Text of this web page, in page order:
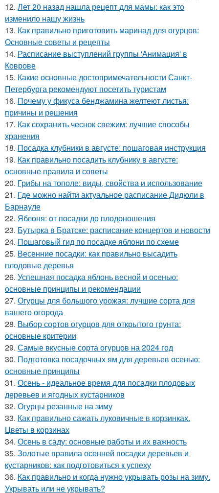
12. Лет 20 назад нашла рецепт для мамы: как это
изменило нашу жизнь
13. Как правильно приготовить маринад для огурцов:
Основные советы и рецепты
14. Расписание выступлений группы 'Анимация' в
Коврове
15. Какие основные достопримечательности Санкт-
Петербурга рекомендуют посетить туристам
16. Почему у фикуса бенджамина желтеют листья:
причины и решения
17. Как сохранить чеснок свежим: лучшие способы
хранения
18. Посадка клубники в августе: пошаговая инструкция
19. Как правильно посадить клубнику в августе:
основные правила и советы
20. Грибы на тополе: виды, свойства и использование
21. Где можно найти актуальное расписание Дидюли в
Барнауле
22. Яблоня: от посадки до плодоношения
23. Бутырка в Братске: расписание концертов и новости
24. Пошаговый гид по посадке яблони по схеме
25. Весенние посадки: как правильно высадить
плодовые деревья
26. Успешная посадка яблонь весной и осенью:
основные принципы и рекомендации
27. Огурцы для большого урожая: лучшие сорта для
вашего огорода
28. Выбор сортов огурцов для открытого грунта:
основные критерии
29. Самые вкусные сорта огурцов на 2024 год
30. Подготовка посадочных ям для деревьев осенью:
основные принципы
31. Осень - идеальное время для посадки плодовых
деревьев и ягодных кустарников
32. Огурцы резанные на зиму
33. Как правильно сажать луковичные в корзинках.
Цветы в корзинах
34. Осень в саду: основные работы и их важность
35. Золотые правила осенней посадки деревьев и
кустарников: как подготовиться к успеху
36. Как правильно и когда нужно укрывать розы на зиму.
Укрывать или не укрывать?